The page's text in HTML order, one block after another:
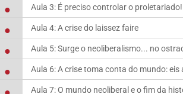
Aula 3: É preciso controlar o proletariado!
Aula 4: A crise do laissez faire
Aula 5: Surge o neoliberalismo... no
Aula 6: A crise toma conta do mundo:
Aula 7: O mundo neoliberal e o fim da